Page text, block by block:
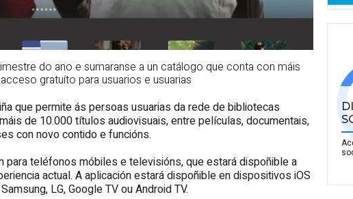
do ano e sumaranse a un catálogo que conta con máis
gratuíto para usuarios e usuarias
que permite ás persoas usuarias da rede de bibliotecas
de 10.000 títulos audiovisuais, entre películas, documentais,
con novo contido e funcións.
para teléfonos móbiles e televisións, que estará dispoñible a
actual. A aplicación estará dispoñible en dispositivos iOS
LG, Google TV ou Android TV.